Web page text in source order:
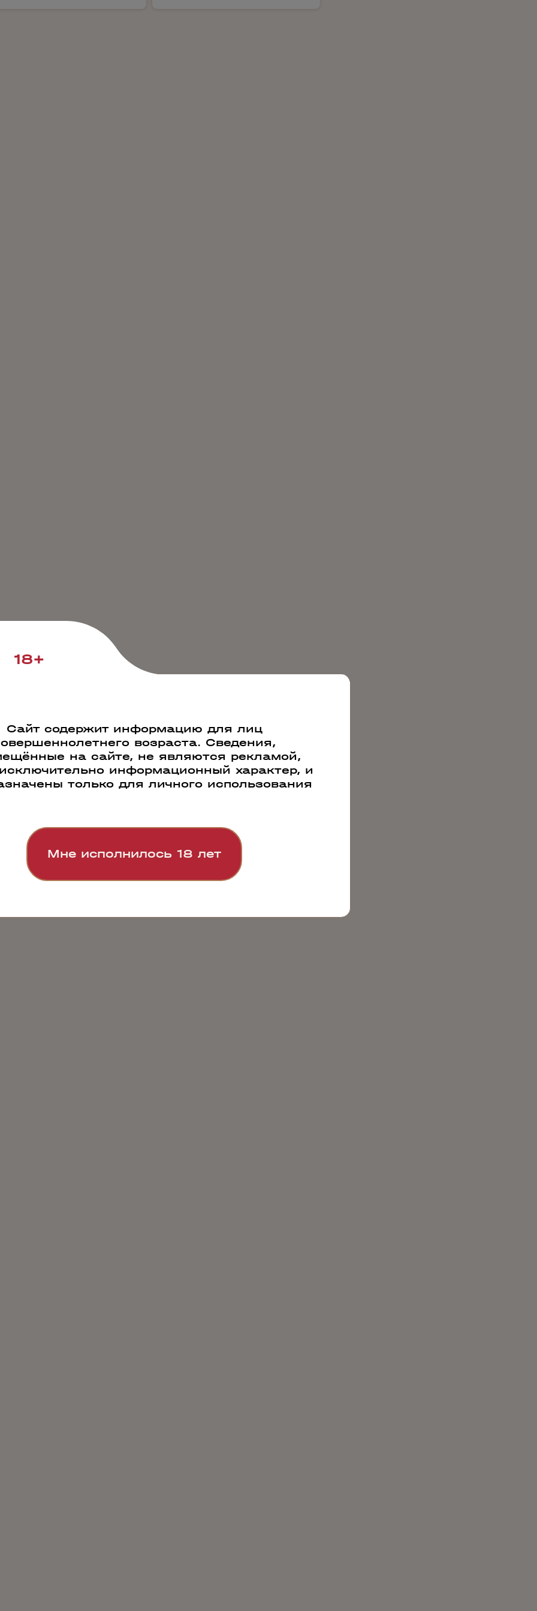
18+
Сайт содержит информацию для лиц
возраста. Сведения,
на сайте, не являются рекламой,
информационный характер, и
только для личного использования
Мне исполнилось 18 лет